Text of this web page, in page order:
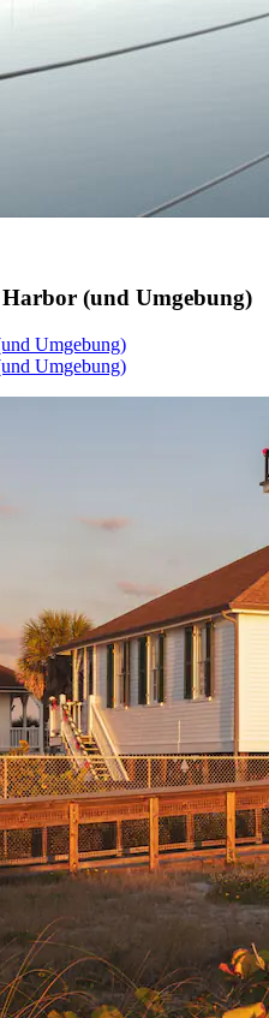
(und Umgebung)
Umgebung)
Umgebung)